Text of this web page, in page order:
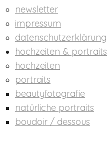
newsletter
impressum
datenschutzerklärung
hochzeiten & portraits
hochzeiten
portraits
beautyfotografie
natürliche portraits
boudoir / dessous